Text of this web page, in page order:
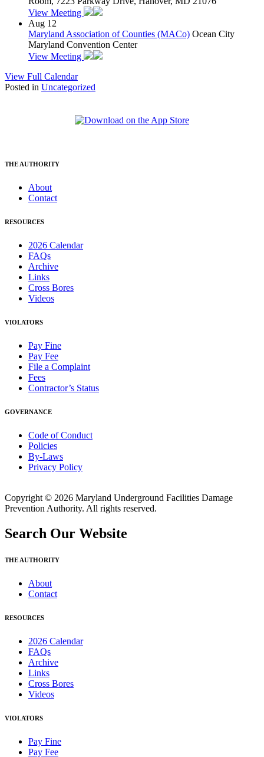
View Meeting
Aug 12
Maryland Association of Counties (MACo) Ocean City
Maryland Convention Center
View Meeting
View Full Calendar
Posted in Uncategorized
THE AUTHORITY
About
Contact
RESOURCES
2026 Calendar
FAQs
Archive
Links
Cross Bores
Videos
VIOLATORS
Pay Fine
Pay Fee
File a Complaint
Fees
Contractor’s Status
GOVERNANCE
Code of Conduct
Policies
By-Laws
Privacy Policy
Copyright © 2026 Maryland Underground Facilities Damage
Prevention Authority. All rights reserved.
Search Our Website
THE AUTHORITY
About
Contact
RESOURCES
2026 Calendar
FAQs
Archive
Links
Cross Bores
Videos
VIOLATORS
Pay Fine
Pay Fee